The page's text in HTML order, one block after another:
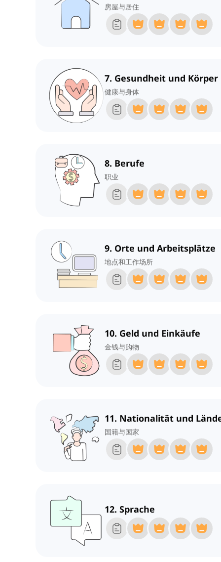
房屋与居住
7. Gesundheit und Körper
健康与身体
8. Berufe
职业
9. Orte und Arbeitsplätze
地点和工作场所
10. Geld und Einkäufe
金钱与购物
11. Nationalität und
国籍与国家
12. Sprache